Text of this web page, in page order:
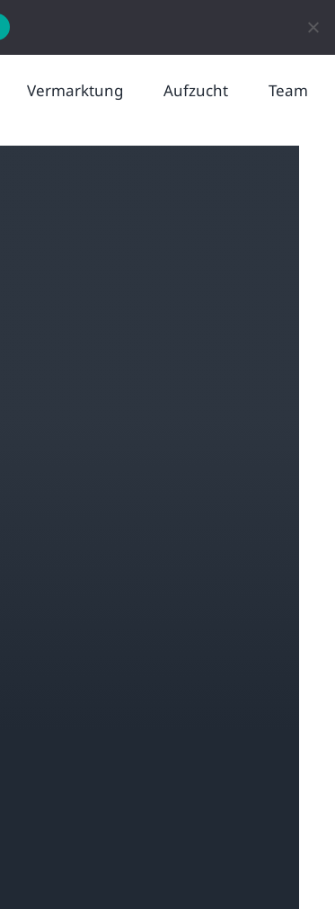
Vermarktung Aufzucht Team